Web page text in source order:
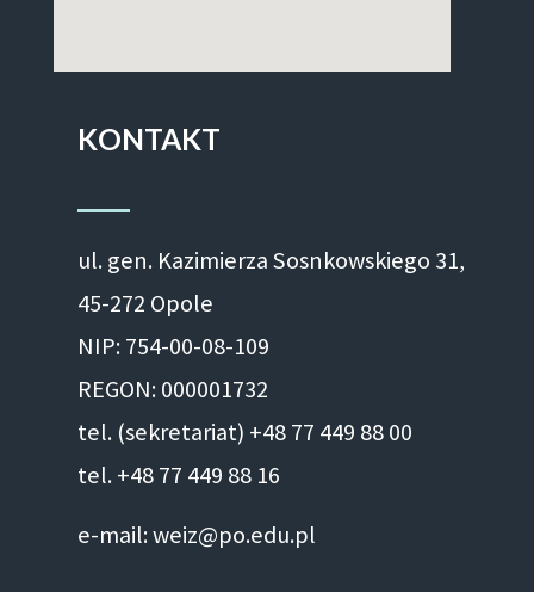
KONTAKT
ul. gen. Kazimierza Sosnkowskiego 31,
45-272 Opole
NIP: 754-00-08-109
REGON: 000001732
tel. (sekretariat) +48 77 449 88 00
tel. +48 77 449 88 16
e-mail: weiz@po.edu.pl